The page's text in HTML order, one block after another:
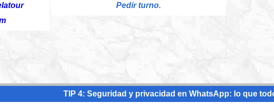
Pedir turno.
TIP 4: Seguridad y privacidad en WhatsApp: lo que